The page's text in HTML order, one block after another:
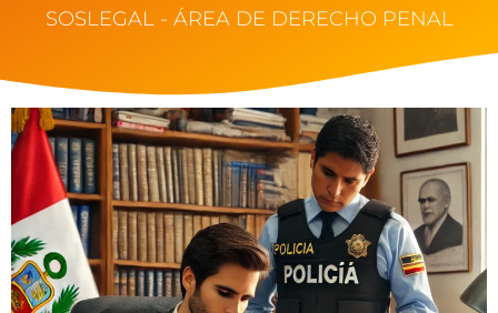
SOSLEGAL - ÁREA DE DERECHO PENAL